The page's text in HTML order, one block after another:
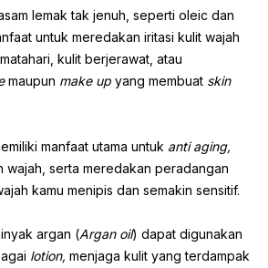
lemak tak jenuh, seperti oleic dan
untuk meredakan iritasi kulit wajah
kulit berjerawat, atau
maupun make up yang membuat skin
manfaat utama untuk anti aging,
wajah, serta meredakan peradangan
kamu menipis dan semakin sensitif.
argan (Argan oil) dapat digunakan
lotion, menjaga kulit yang terdampak